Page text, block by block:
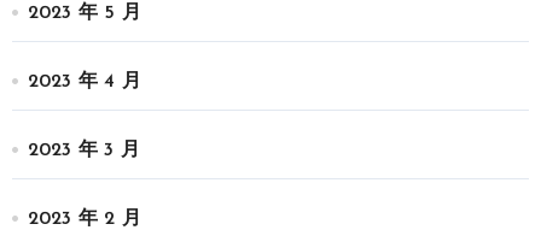
2023 年 5 月
2023 年 4 月
2023 年 3 月
2023 年 2 月